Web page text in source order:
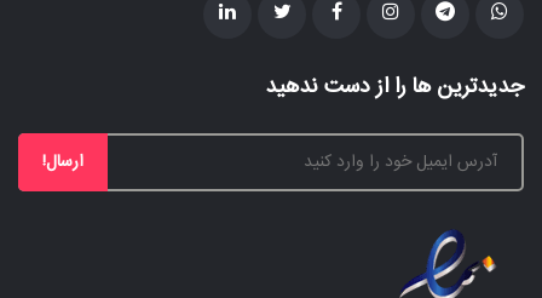
جدیدترین ها را از دست ندهید
ارسال!